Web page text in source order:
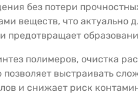
без потери
веществ, что актуально
полимеров, очистка
выстраивать
и снижает риск